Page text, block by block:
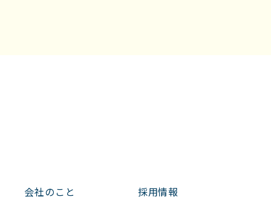
会社のこと 採用情報